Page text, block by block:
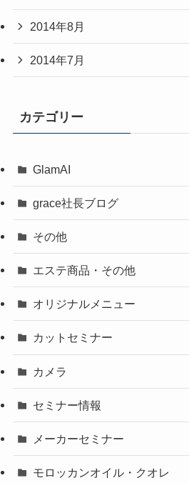
2014年8月
2014年7月
カテゴリー
GlamAI
grace社長ブログ
その他
エステ商品・その他
オリジナルメニュー
カットセミナー
カメラ
セミナー情報
メーカーセミナー
モロッカンオイル・クオレ